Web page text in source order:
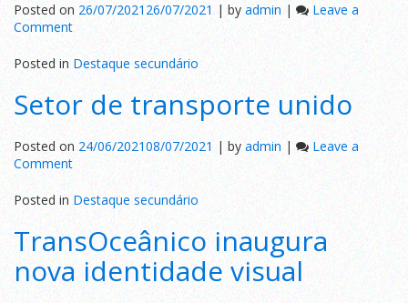
Posted on 26/07/202126/07/2021 |byadmin |
Leave a
Commenton
Homenagem
Mauá,
ABC,
Icaraí
e
Alcantara
Posted in Destaque secundário
Setor de transporte unido
Posted on24/06/202108/07/2021 |byadmin |
Leave a
Commenton
Setor
de
transporte
unido
Posted inDestaque secundário
TransOceânico inaugura
nova identidade visual